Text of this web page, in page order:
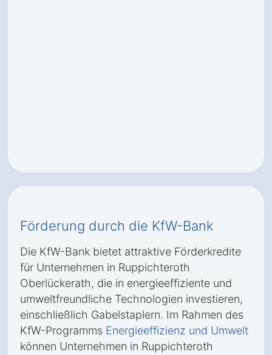
Förderung durch die KfW-Bank
Die KfW-Bank bietet attraktive Förderkredite
für Unternehmen in Ruppichteroth
Oberlückerath, die in energieeffiziente und
umweltfreundliche Technologien investieren,
einschließlich Gabelstaplern. Im Rahmen des
KfW-Programms Energieeffizienz und Umwelt
können Unternehmen in Ruppichteroth